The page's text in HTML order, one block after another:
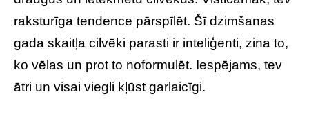
raksturīga tendence pārspīlēt. Šī dzimšanas
gada skaitļa cilvēki parasti ir inteliģenti, zina to,
ko vēlas un prot to noformulēt. Iespējams, tev
ātri un visai viegli kļūst garlaicīgi.